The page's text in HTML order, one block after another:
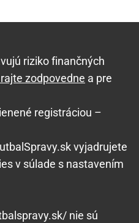
riziko finančných
zodpovedne a pre
registráciou –
vyjadrujete
v súlade s nastavením
nie sú